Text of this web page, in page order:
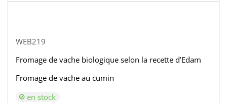
WEB219
Fromage de vache biologique selon la recette d’Edam
Fromage de vache au cumin
en stock